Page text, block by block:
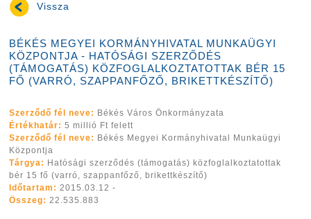
Vissza
BÉKÉS MEGYEI KORMÁNYHIVATAL MUNKAÜGYI
KÖZPONTJA - HATÓSÁGI SZERZŐDÉS
(TÁMOGATÁS) KÖZFOGLALKOZTATOTTAK BÉR 15
FŐ (VARRÓ, SZAPPANFŐZŐ, BRIKETTKÉSZÍTŐ)
Szerződő fél neve: Békés Város Önkormányzata
Értékhatár: 5 millió Ft felett
Szerződő fél neve: Békés Megyei Kormányhivatal Munkaügyi
Központja
Tárgya: Hatósági szerződés (támogatás) közfoglalkoztatottak
bér 15 fő (varró, szappanfőző, brikettkészítő)
Időtartam: 2015.03.12 -
Összeg: 22.535.883